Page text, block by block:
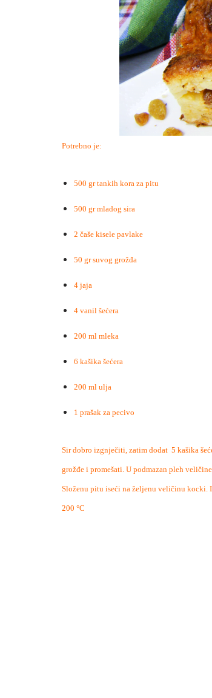
Potrebno je:
500 gr tankih kora za pitu
500 gr mladog sira
2 čaše kisele pavlake
50 gr suvog grožđa
4 jaja
4 vanil šećera
200 ml mleka
6 kašika šećera
200 ml ulja
1 prašak za pecivo
Sir dobro izgnječiti, zatim dodat 5 kašika
grožđe i promešati. U podmazan pleh
Složenu pitu iseći na željenu veličinu kocki.
200 °C